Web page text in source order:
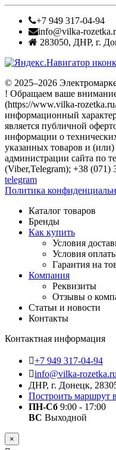
+7 949 317-04-94
info@vilka-
283050, ДНР, г.
© 2025–2026
! Обращаем ваше
(https://www.vilka-
информационный
является публичной
информации о
указанных товаров и
администрации сайта по
(Viber,Telegram); +38 (071)
telegram
Политика
Каталог товаров
Бренды
Как купить
Условия
Условия
Гарантия на
Компания
Реквизиты
Отзывы о
Статьи и новости
Контакты
Контактная информация
+7 949 317-04-94
info@vilka-rozetka.ru
ДНР, г. Донецк,
Построить маршрут в
ПН-Сб 9:00 - 17:00
ВС Выходной
×